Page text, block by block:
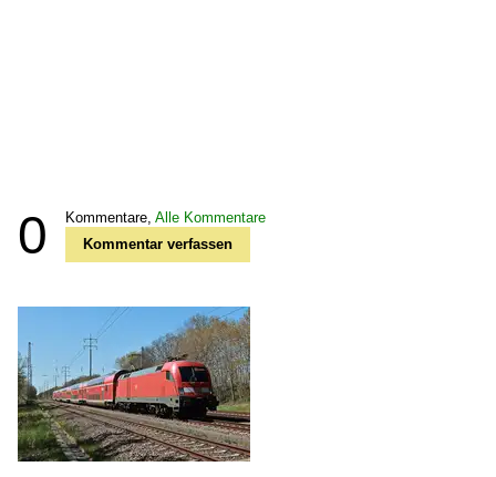
0 Kommentare, Alle Kommentare
Kommentar verfassen